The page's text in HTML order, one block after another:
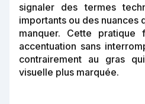
signaler des termes
importants ou des nuances
manquer. Cette pratique
accentuation sans
contrairement au gras
visuelle plus marquée.